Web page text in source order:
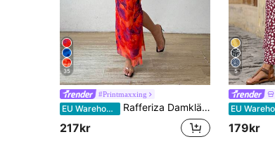
35
#Printmaxxing
EU Warehouse Rafferiza Damklänning med blommigt tryck, veck, bandeau, slits, lång smal, elegant maxiklänning för dam, semesteroutfit
217kr
5
179kr